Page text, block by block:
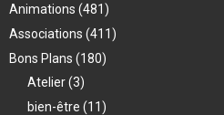
Animations (481)
Associations (411)
Bons Plans (180)
Atelier(3)
bien-être (11)